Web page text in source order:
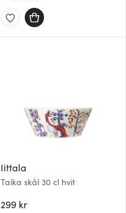
Iittala
Taika skål 30 cl hvit
299 kr